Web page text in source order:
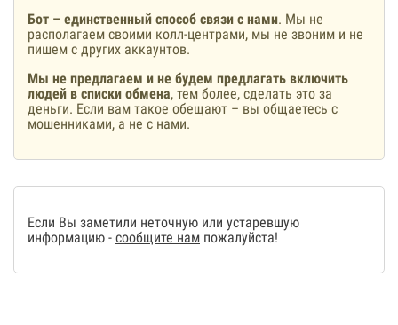
Бот – единственный способ связи с нами. Мы не
располагаем своими колл-центрами, мы не звоним и не
пишем с других аккаунтов.
Мы не предлагаем и не будем предлагать включить
людей в списки обмена, тем более, сделать это за
деньги. Если вам такое обещают – вы общаетесь с
мошенниками, а не с нами.
Если Вы заметили неточную или устаревшую
информацию - сообщите нам пожалуйста!